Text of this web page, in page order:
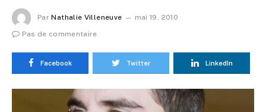
Par Nathalie Villeneuve
mai 19, 2010
Pas de commentaire
Facebook Twitter LinkedIn